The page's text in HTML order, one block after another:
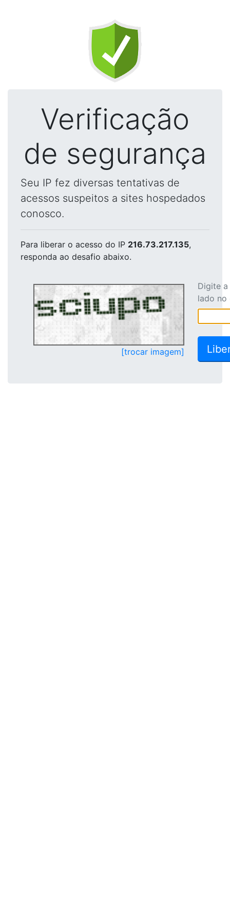
Verificação
de segurança
Seu IP fez diversas tentativas de
acessos suspeitos a sites hospedados
conosco.
Para liberar o acesso do IP 216.73.217.135,
responda ao desafio abaixo.
[trocar imagem]
Digite
lado no